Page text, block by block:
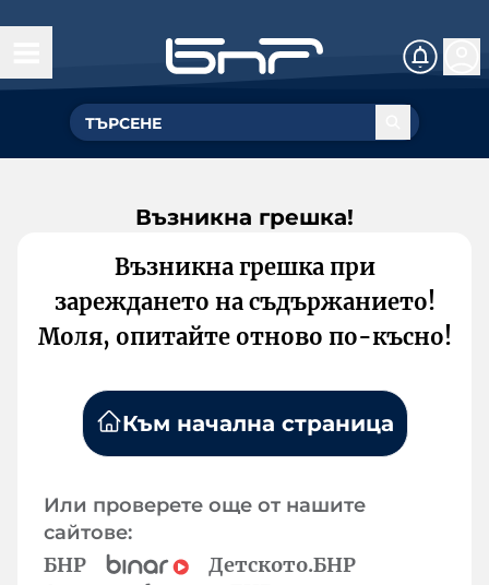
Възникна грешка!
Възникна грешка при
зареждането на съдържанието!
Моля, опитайте отново по-късно!
Към начална страница
Или проверете още от нашите
сайтове:
БНР
Детското.БНР